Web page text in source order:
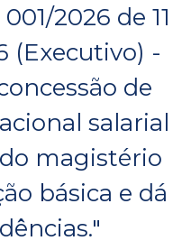
2026 de 11
(Executivo) -
de
salarial
magistério
básica e dá